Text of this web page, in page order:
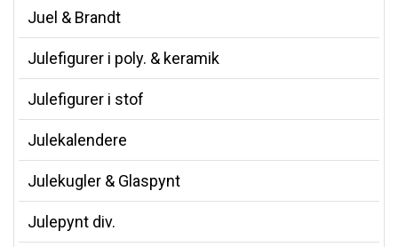
Juel & Brandt
Julefigurer i poly. & keramik
Julefigurer i stof
Julekalendere
Julekugler & Glaspynt
Julepynt div.